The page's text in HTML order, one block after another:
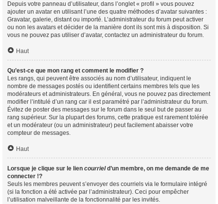
Depuis votre panneau d’utilisateur, dans l’onglet « profil » vous pouvez
ajouter un avatar en utilisant l’une des quatre méthodes d’avatar suivantes :
Gravatar, galerie, distant ou importé. L’administrateur du forum peut activer
ou non les avatars et décider de la manière dont ils sont mis à disposition. Si
vous ne pouvez pas utiliser d’avatar, contactez un administrateur du forum.
Haut
Qu’est-ce que mon rang et comment le modifier ?
Les rangs, qui peuvent être associés au nom d’utilisateur, indiquent le
nombre de messages postés ou identifient certains membres tels que les
modérateurs et administrateurs. En général, vous ne pouvez pas directement
modifier l’intitulé d’un rang car il est paramétré par l’administrateur du forum.
Évitez de poster des messages sur le forum dans le seul but de passer au
rang supérieur. Sur la plupart des forums, cette pratique est rarement tolérée
et un modérateur (ou un administrateur) peut facilement abaisser votre
compteur de messages.
Haut
Lorsque je clique sur le lien courrield’un membre, on me demande de me
connecter !?
Seuls les membres peuvent s’envoyer des courriels via le formulaire intégré
(si la fonction a été activée par l’administrateur). Ceci pour empêcher
l’utilisation malveillante de la fonctionnalité par les invités.